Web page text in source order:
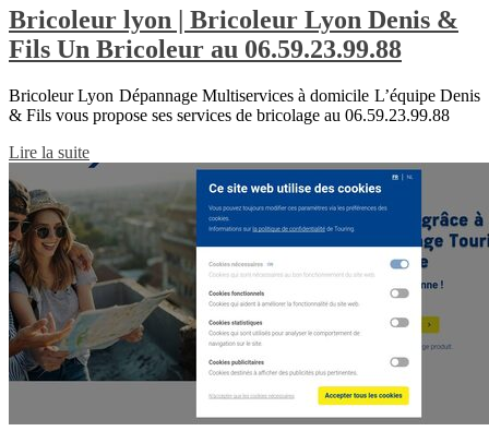
Bricoleur lyon | Bricoleur Lyon Denis &
Fils Un Bricoleur au 06.59.23.99.88
Bricoleur Lyon Dépannage Multiservices à domicile L’équipe Denis
& Fils vous propose ses services de bricolage au 06.59.23.99.88
Lire la suite